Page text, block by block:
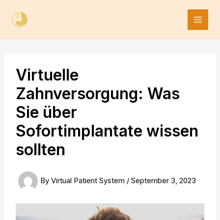
content
Virtuelle
Zahnversorgung: Was
Sie über
Sofortimplantate wissen
sollten
ByVirtual Patient System /September 3, 2023